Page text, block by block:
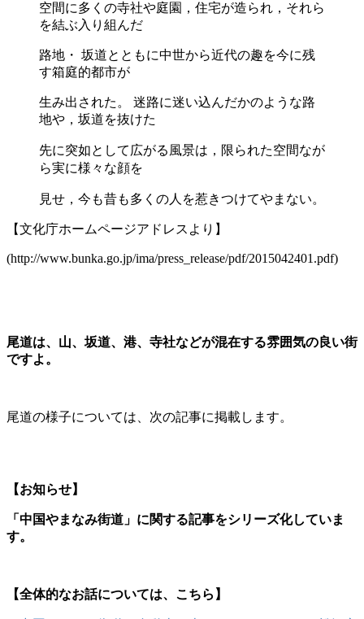
空間に多くの寺社や庭園，住宅が造られ，それら
を結ぶ入り組んだ
路地・ 坂道とともに中世から近代の趣を今に残
す箱庭的都市が
生み出された。 迷路に迷い込んだかのような路
地や，坂道を抜けた
先に突如として広がる風景は， 限られた空間なが
ら実に様々な顔を
見せ，今も昔も多くの人を惹きつけてやまない。
【文化庁ホームページアドレスより】
(http://www.bunka.go.jp/ima/press_release/pdf/2015042401.pdf)
尾道は、山、坂道、港、寺社などが混在する雰囲気の良い街
ですよ。
尾道の様子については、次の記事に掲載します。
【お知らせ】
「中国やまなみ街道」に関する記事をシリーズ化していま
す。
【全体的なお話については、こちら】